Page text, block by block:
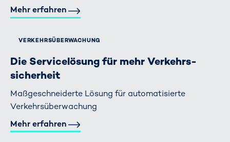
Mehr erfahren
VERKEHRS­ÜBERWACHUNG
Die Servicelösung für mehr Verkehrs-
sicherheit
Maßgeschneiderte Lösung für automatisierte
Verkehrsüberwachung
Mehr erfahren